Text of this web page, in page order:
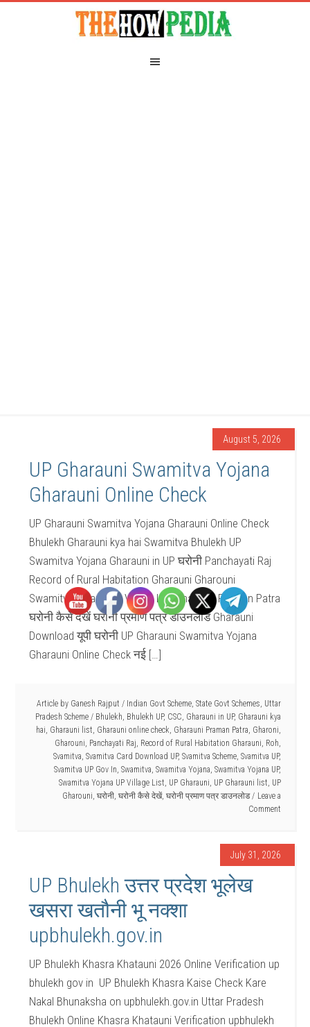
August 5, 2026
UP Gharauni Swamitva Yojana
Gharauni Online Check
UP Gharauni Swamitva Yojana Gharauni Online Check
Bhulekh Gharauni kya hai Swamitva Bhulekh UP
Swamitva Yojana Gharauni in UP घरोनी Panchayati Raj
Record of Rural Habitation Gharauni Gharouni
Swamitva Yojana UP Village List Gharauni Praman Patra
घरोनी कैसे देखें घरोनी प्रमाण पत्र डाउनलोड Gharauni
Download यूपी घरोनी UP Gharauni Swamitva Yojana
Gharauni Online Check नई […]
Article by Ganesh Rajput / Indian Govt Scheme, State Govt Schemes, Uttar
Pradesh Scheme / Bhulekh, Bhulekh UP, CSC, Gharauni in UP, Gharauni kya
hai, Gharauni list, Gharauni online check, Gharauni Praman Patra, Gharoni,
Gharouni, Panchayati Raj, Record of Rural Habitation Gharauni, Roh,
Svamitva, Svamitva Card Download UP, Svamitva Scheme, Svamitva UP,
Svamitva UP Gov In, Swamitva, Swamitva Yojana, Swamitva Yojana UP,
Swamitva Yojana UP Village List, UP Gharauni, UP Gharauni list, UP
Gharouni, घरोनी, घरोनी कैसे देखें, घरोनी प्रमाण पत्र डाउनलोड
Leave a
Comment
July 31, 2026
UP Bhulekh उत्तर प्रदेश भूलेख
खसरा खतौनी भू नक्शा
upbhulekh.gov.in
UP Bhulekh Khasra Khatauni 2026 Online Verification up
bhulekh gov in UP Bhulekh Khasra Kaise Check Kare
Nakal Bhunaksha on upbhulekh.gov.in Uttar Pradesh
Bhulekh Online Khasra Khatauni Verification upbhulekh